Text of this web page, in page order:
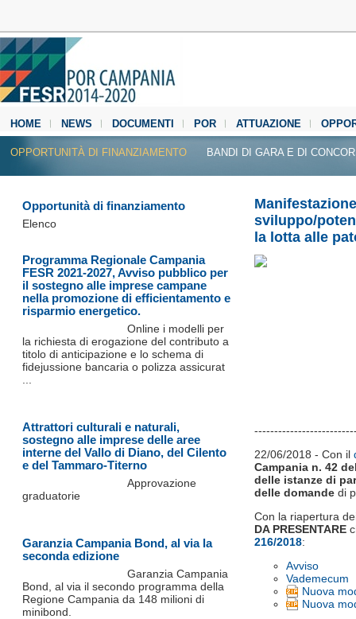
HOME NEWS DOCUMENTI POR ATTUAZIONE
MEDIA CENTER
OPPORTUNITÀ DI FINANZIAMENTO BANDI DI GARA E DI
sviluppo/
la lotta alle
22/06/2018 - Con il
Campania n. 42
delle istanze di
delle domande di
Con la riapertura
DA PRESENTARE
216/2018:
Avviso
Vademecum
Nuova
Nuova
Opportunità di finanziamento
Elenco
Programma Regionale Campania
FESR 2021-2027, Avviso pubblico per
il sostegno alle imprese campane
nella promozione di efficientamento e
risparmio energetico.
Online i modelli per
la richiesta di erogazione del contributo a
titolo di anticipazione e lo schema di
fidejussione bancaria o polizza assicurat
Attrattori culturali e naturali,
sostegno alle imprese delle aree
interne del Vallo di Diano, del Cilento
e del Tammaro-Titerno
Approvazione
graduatorie
Garanzia Campania Bond, al via la
seconda edizione
Garanzia Campania
Bond, al via il secondo programma della
Regione Campania da 148 milioni di
minibond.